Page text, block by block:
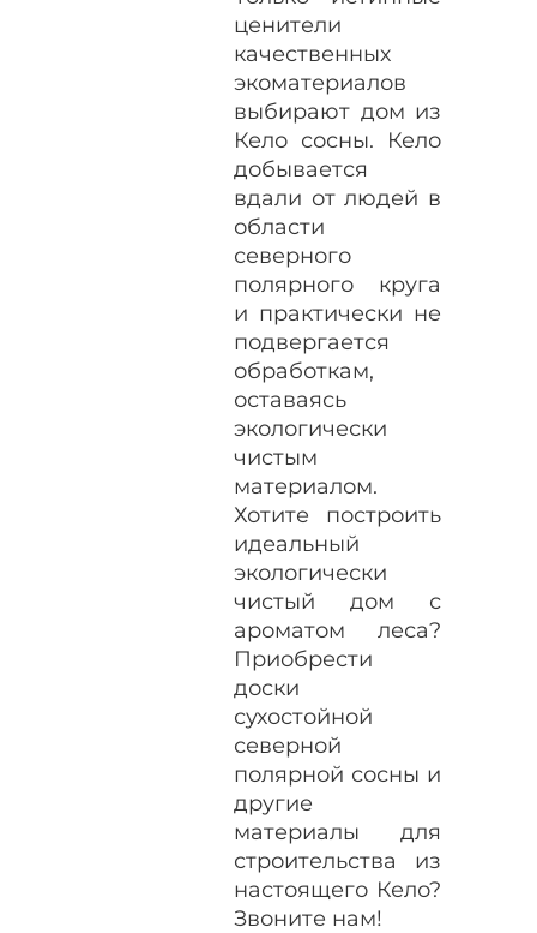
ценители
качественных
экоматериалов
выбирают дом из
Кело сосны. Кело
добывается
вдали от людей в
области
северного
полярного круга
и практически не
подвергается
обработкам,
оставаясь
экологически
чистым
материалом.
Хотите построить
идеальный
экологически
чистый дом с
ароматом леса?
Приобрести
доски
сухостойной
северной
полярной сосны и
другие
материалы для
строительства из
настоящего Кело?
Звоните нам!